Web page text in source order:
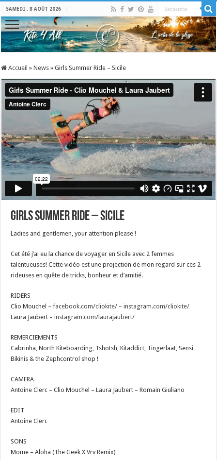
SAMEDI , 8 AOÛT 2026
Accueil » News » Girls Summer Ride – Sicile
Girls Summer Ride – Sicile
Ladies and gentlemen, your attention please !
Cet été j’ai eu la chance de voyager en Sicile avec 2 femmes
talentueuses! Cette vidéo est une projection de mon regard sur ces 2
rideuses en quête de tricks, bonheur et d’amitié.
RIDERS
Clio Mouchel –facebook.com/cliokite/ –instagram.com/cliokite/
Laura Jaubert –instagram.com/laurajaubert/
REMERCIEMENTS
Cabrinha, North Kiteboarding, Tshotsh, Kitaddict, Tingerlaat, Sensi
Bikinis & the Zephcontrol shop !
CAMERA
Antoine Clerc – Clio Mouchel – Laura Jaubert – Romain Giuliano
EDIT
Antoine Clerc
SONS
Mome – Aloha (The Geek X Vrv Remix)